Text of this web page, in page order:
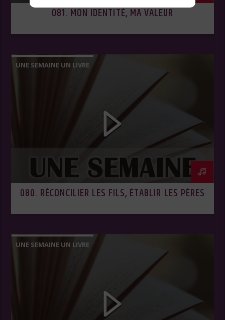
081. MON IDENTITÉ, MA VALEUR
UNE SEMAINE UN LIVRE
080. RÉCONCILIER LES FILS, ÉTABLIR LES PÈRES
UNE SEMAINE UN LIVRE